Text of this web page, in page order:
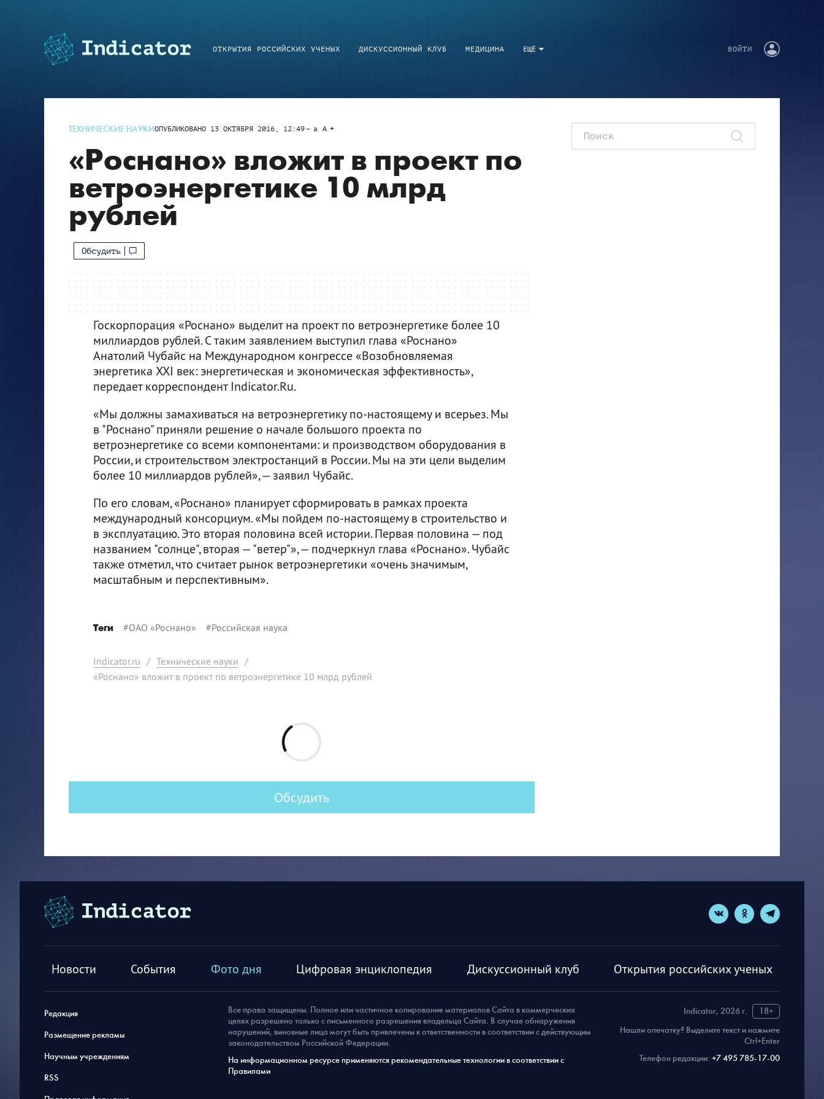
ЕЩЁ
ОТКРЫТИЯ РОССИЙСКИХ УЧЕНЫХ ДИСКУССИОННЫЙ КЛУБ МЕДИЦИНА ВОЙТИ
ТЕХНИЧЕСКИЕ НАУКИОПУБЛИКОВАНО 13 ОКТЯБРЯ 2016, 12:49 a A
«Роснано» вложит в проект по
ветроэнергетике 10 млрд
рублей
Обсудить
Госкорпорация «Роснано» выделит на проект по ветроэнергетике более 10
миллиардов рублей. С таким заявлением выступил глава «Роснано»
Анатолий Чубайс на Международном конгрессе «Возобновляемая
энергетика XXI век: энергетическая и экономическая эффективность»,
передает корреспондент Indicator.Ru.
«Мы должны замахиваться на ветроэнергетику по-настоящему и всерьез. Мы
в "Роснано" приняли решение о начале большого проекта по
ветроэнергетике со всеми компонентами: и производством оборудования в
России, и строительством электростанций в России. Мы на эти цели выделим
более 10 миллиардов рублей», — заявил Чубайс.
По его словам, «Роснано» планирует сформировать в рамках проекта
международный консорциум. «Мы пойдем по-настоящему в строительство и
в эксплуатацию. Это вторая половина всей истории. Первая половина — под
названием "солнце", вторая — "ветер"», — подчеркнул глава «Роснано». Чубайс
также отметил, что считает рынок ветроэнергетики «очень значимым,
масштабным и перспективным».
Теги #ОАО «Роснано» #Российская наука
Indicator.ru / Технические науки /
«Роснано» вложит в проект по ветроэнергетике 10 млрд рублей
Обсудить
Новости События Фото дня Цифровая энциклопедия Дискуссионный клуб Открытия российских ученых
Редакция
Размещение рекламы
Научным учреждениям
RSS
Indicator, 2026 г.
18+
Нашли опечатку? Выделите текст и нажмите
Ctrl+Enter
Телефон редакции: +7 495 785-17-00
Все права защищены. Полное или частичное копирование материалов Сайта в коммерческих
целях разрешено только с письменного разрешения владельца Сайта. В случае обнаружения
нарушений, виновные лица могут быть привлечены к ответственности в соответствии с действующим
законодательством Российской Федерации.
На информационном ресурсе применяются рекомендательные технологии в соответствии с
Правилами